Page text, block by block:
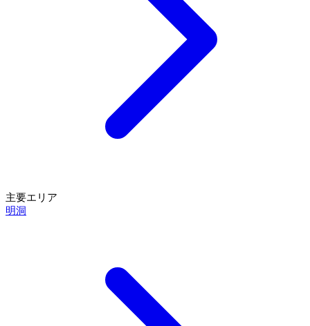
主要エリア
明洞